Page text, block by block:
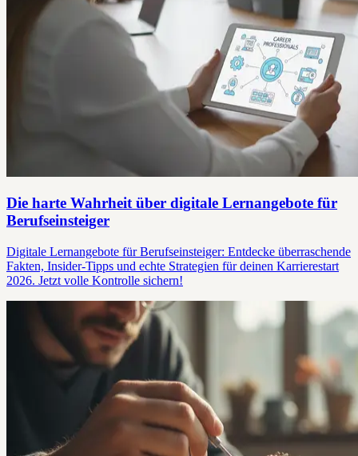
Die harte Wahrheit über digitale Lernangebote für
Berufseinsteiger
Digitale Lernangebote für Berufseinsteiger: Entdecke überraschende
Fakten, Insider-Tipps und echte Strategien für deinen Karrierestart
2026. Jetzt volle Kontrolle sichern!